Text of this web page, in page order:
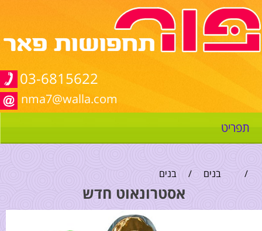
03-6815622
nma7@walla.com
תפריט
/ בנים / בנים
אסטרונאוט חדש